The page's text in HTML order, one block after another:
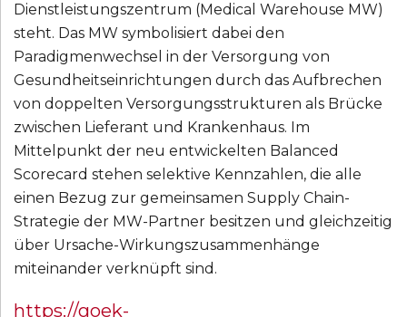
Dienstleistungszentrum (Medical Warehouse MW)
steht. Das MW symbolisiert dabei den
Paradigmenwechsel in der Versorgung von
Gesundheitseinrichtungen durch das Aufbrechen
von doppelten Versorgungsstrukturen als Brücke
zwischen Lieferant und Krankenhaus. Im
Mittelpunkt der neu entwickelten Balanced
Scorecard stehen selektive Kennzahlen, die alle
einen Bezug zur gemeinsamen Supply Chain-
Strategie der MW-Partner besitzen und gleichzeitig
über Ursache-Wirkungszusammenhänge
miteinander verknüpft sind.
https://goek-